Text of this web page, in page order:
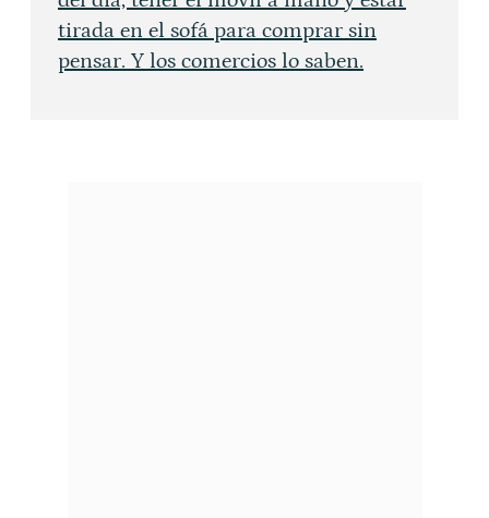
tirada en el sofá para comprar sin
pensar. Y los comercios lo saben.